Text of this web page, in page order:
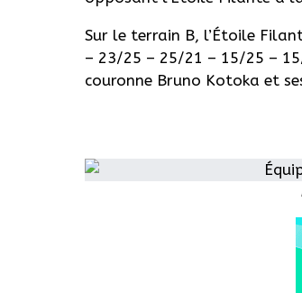
Sur le terrain B, l’Étoile
– 23/25 – 25/21 – 15/25 –
couronne Bruno Kotoka et